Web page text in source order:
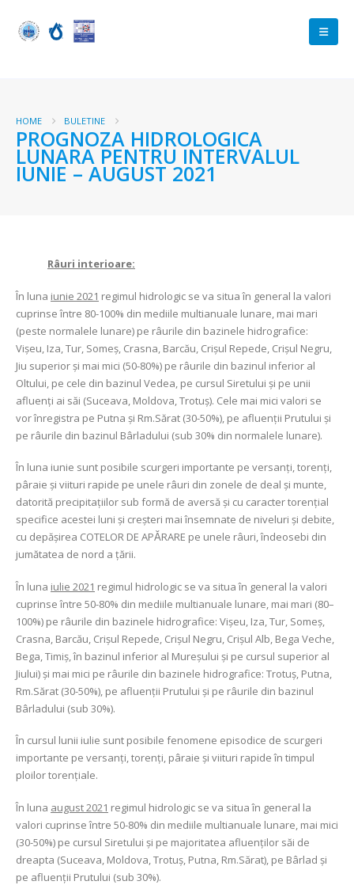
HOME BULETINE
PROGNOZA HIDROLOGICA
LUNARA PENTRU INTERVALUL
IUNIE – AUGUST 2021
Râuri interioare:
În luna iunie 2021 regimul hidrologic se va situa în general la valori
cuprinse între 80-100% din mediile multianuale lunare, mai mari
(peste normalele lunare) pe râurile din bazinele hidrografice:
Vişeu, Iza, Tur, Someş, Crasna, Barcău, Crişul Repede, Crişul Negru,
Jiu superior şi mai mici (50-80%) pe râurile din bazinul inferior al
Oltului, pe cele din bazinul Vedea, pe cursul Siretului şi pe unii
afluenţi ai săi (Suceava, Moldova, Trotuş). Cele mai mici valori se
vor înregistra pe Putna şi Rm.Sărat (30-50%), pe afluenţii Prutului şi
pe râurile din bazinul Bârladului (sub 30% din normalele lunare).
În luna iunie sunt posibile scurgeri importante pe versanţi, torenţi,
pâraie şi viituri rapide pe unele râuri din zonele de deal şi munte,
datorită precipitaţiilor sub formă de aversă şi cu caracter torenţial
specifice acestei luni şi creşteri mai însemnate de niveluri şi debite,
cu depăşirea COTELOR DE APᾸRARE pe unele râuri, îndeosebi din
jumătatea de nord a ţării.
În luna iulie 2021 regimul hidrologic se va situa în general la valori
cuprinse între 50-80% din mediile multianuale lunare, mai mari (80–
100%) pe râurile din bazinele hidrografice: Vişeu, Iza, Tur, Someş,
Crasna, Barcău, Crişul Repede, Crişul Negru, Crişul Alb, Bega Veche,
Bega, Timiş, în bazinul inferior al Mureşului şi pe cursul superior al
Jiului) şi mai mici pe râurile din bazinele hidrografice: Trotuş, Putna,
Rm.Sărat (30-50%), pe afluenţii Prutului şi pe râurile din bazinul
Bârladului (sub 30%).
În cursul lunii iulie sunt posibile fenomene episodice de scurgeri
importante pe versanţi, torenţi, pâraie şi viituri rapide în timpul
ploilor torenţiale.
În luna august 2021 regimul hidrologic se va situa în general la
valori cuprinse între 50-80% din mediile multianuale lunare, mai mici
(30-50%) pe cursul Siretului şi pe majoritatea afluenţilor săi de
dreapta (Suceava, Moldova, Trotuş, Putna, Rm.Sărat), pe Bârlad şi
pe afluenţii Prutului (sub 30%).